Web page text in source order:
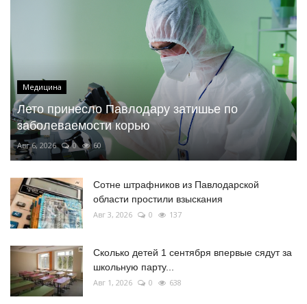
Медицина
Лето принесло Павлодару затишье по
заболеваемости корью
Авг 6, 2026 0 60
Сотне штрафников из Павлодарской
области простили взыскания
Авг 3, 2026 0 137
Сколько детей 1 сентября впервые сядут за
школьную парту...
Авг 1, 2026 0 638